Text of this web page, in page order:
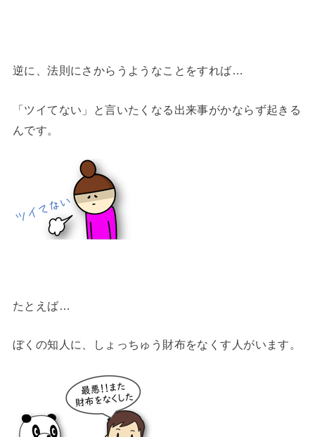
逆に、法則にさからうようなことをすれば…
「ツイてない」と言いたくなる出来事がかならず起きる
んです。
たとえば…
ぼくの知人に、しょっちゅう財布をなくす人がいます。